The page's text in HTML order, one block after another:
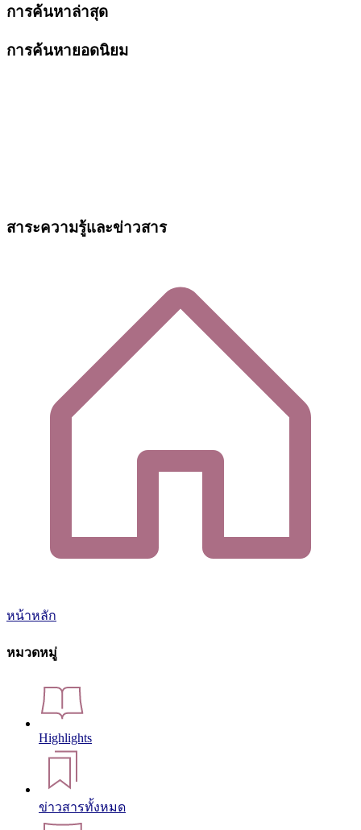
การค้นหาล่าสุด
การค้นหายอดนิยม
สาระความรู้และข่าวสาร
หน้าหลัก
หมวดหมู่
Highlights
ข่าวสารทั้งหมด